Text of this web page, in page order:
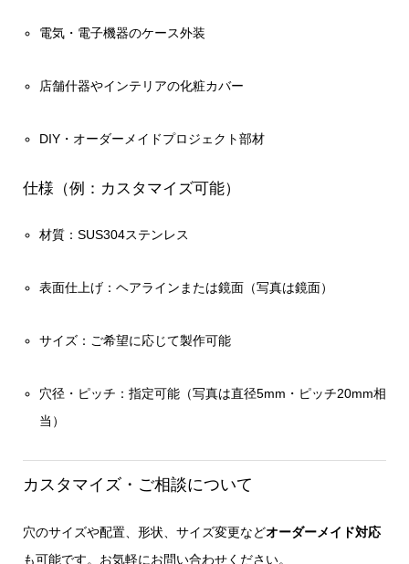
電気・電子機器のケース外装
店舗什器やインテリアの化粧カバー
DIY・オーダーメイドプロジェクト部材
仕様（例：カスタマイズ可能）
材質：SUS304ステンレス
表面仕上げ：ヘアラインまたは鏡面（写真は鏡面）
サイズ：ご希望に応じて製作可能
穴径・ピッチ：指定可能（写真は直径5mm・ピッチ20mm相
当）
カスタマイズ・ご相談について
穴のサイズや配置、形状、サイズ変更などオーダーメイド対応
も可能です。お気軽にお問い合わせください。